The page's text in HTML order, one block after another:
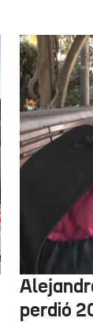
perdió